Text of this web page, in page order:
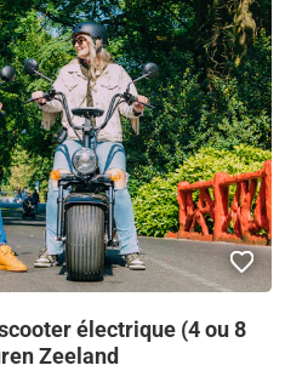
électrique (4 ou 8
Zeeland